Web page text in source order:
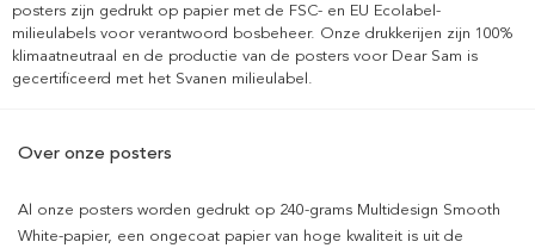
posters zijn gedrukt op papier met de FSC- en EU Ecolabel-
milieulabels voor verantwoord bosbeheer. Onze drukkerijen zijn 100%
klimaatneutraal en de productie van de posters voor Dear Sam is
gecertificeerd met het Svanen milieulabel.
Over onze posters
Al onze posters worden gedrukt op 240-grams Multidesign Smooth
White-papier, een ongecoat papier van hoge kwaliteit is uit de